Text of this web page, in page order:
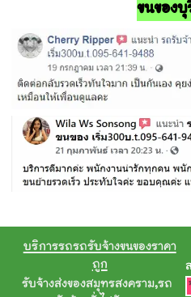
ขนของ
บริการรถรถรับจ้างขนของราคา
ถูก
รับจ้างส่งของสมุทรสงคราม,รถ